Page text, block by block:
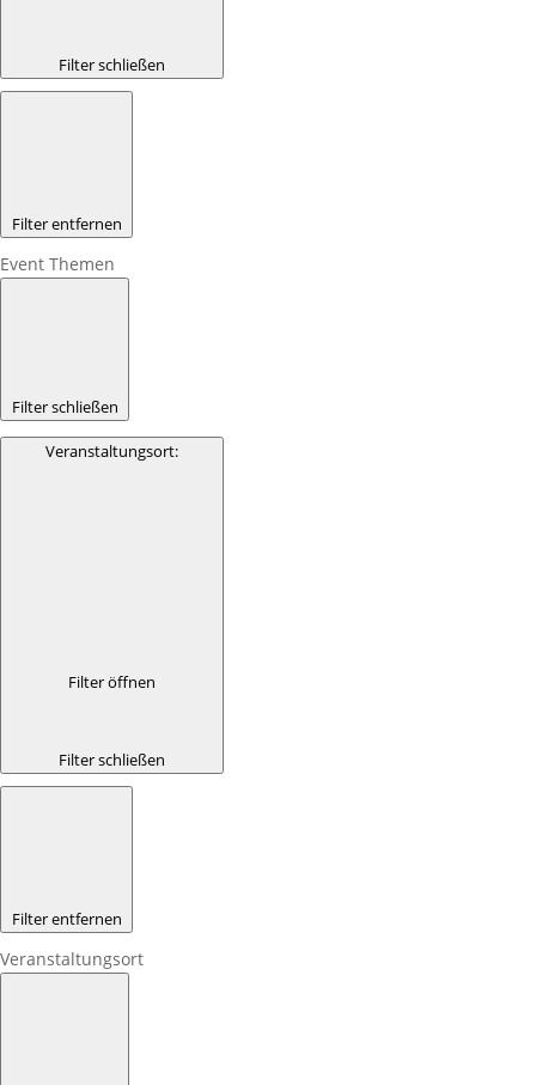
Filter schließen
Filter entfernen
Event Themen
Filter schließen
Veranstaltungsort:
Filter öffnen
Filter schließen
Filter entfernen
Veranstaltungsort